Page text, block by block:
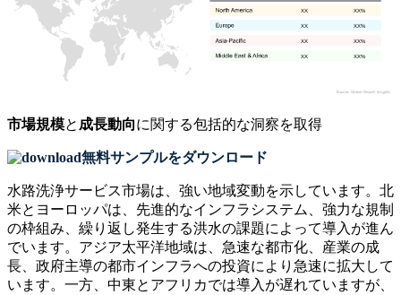
XX%
XX
XX%
XX
XX%
XX
XX%
XX
市場規模と 成長動向に関する包括的な洞察を取得
無料サンプルをダウンロード
水路洗浄サービス市場は、強い地域変動を示しています。北
米とヨーロッパは、先進的なインフラシステム、強力な規制
の枠組み、繰り返し発生する洪水の課題によって導入が進ん
でいます。アジア太平洋地域は、急速な都市化、産業の成
長、政府主導の都市インフラへの投資により急速に拡大して
います。一方、中東とアフリカでは導入が遅れていますが、